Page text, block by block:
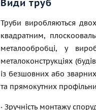
Види труб
Труби виробляються
квадратним,
металообробці, у
металоконструкціях
із безшовних або
та прямокутних
· Зручність монтажу